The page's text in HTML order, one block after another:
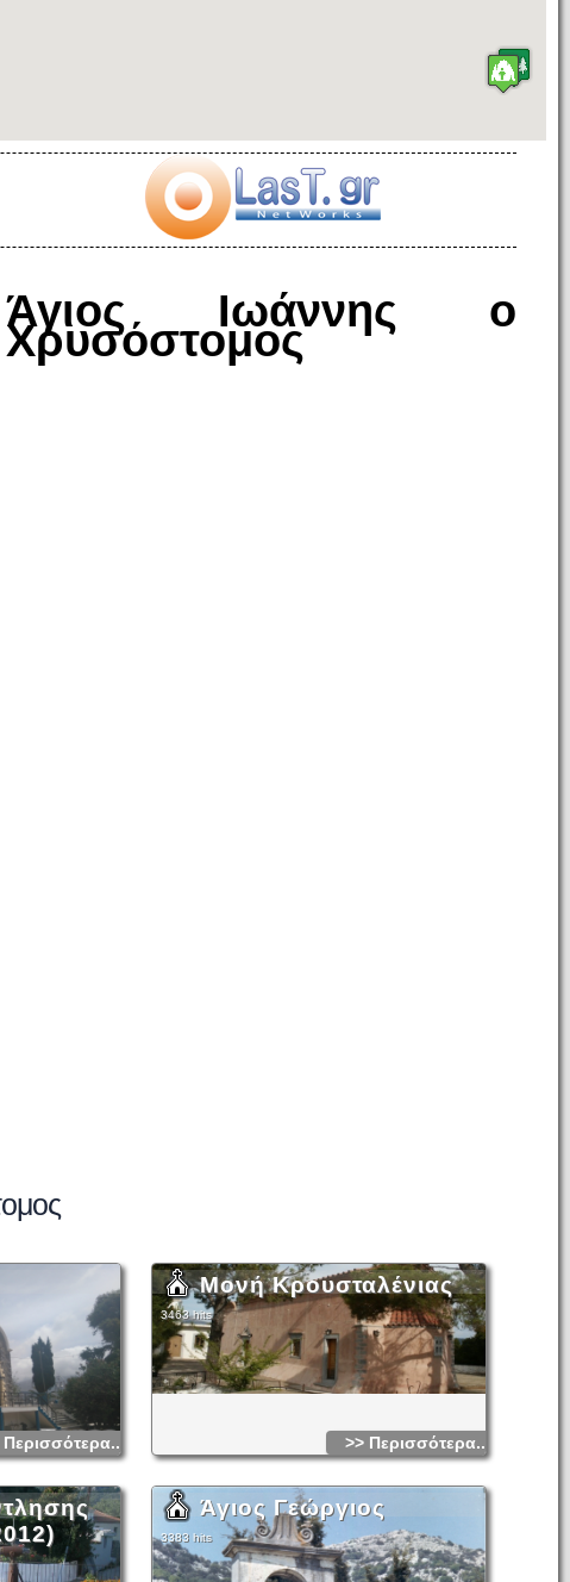
Άγιος Ιωάννης ο
Χρυσόστομος
Περισσότερα...
Μονή Κρουσταλένιας
3463 hits
>> Περισσότερα...
Άγιος Γεώργιος
3383 hits